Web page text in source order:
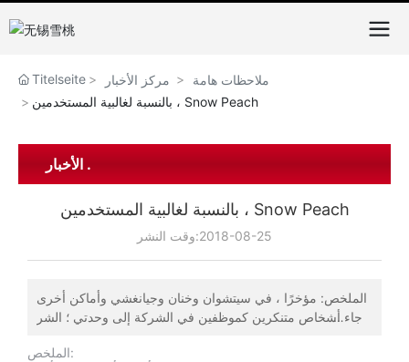
Titelseite مركز الأخبار
ملاحظات هامة
بالنسبة لغالبية المستخدمين ، Snow Peach
الأخبار .
بالنسبة لغالبية المستخدمين ، Snow Peach
وقت النشر:2018-08-25
الملخص: مؤخرًا ، في سيتشوان وخنان وجيانغشي وأماكن أخرى
، جاء أشخاص متنكرين كموظفين في الشركة إلى وحدتي ؛ الشر
ا ، والضرر المباشر لمصالح وحدات المستخدمين لدينا ، ولكن أيض
الملخص: